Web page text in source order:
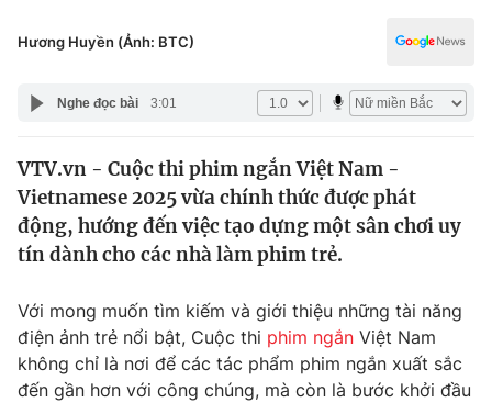
Tin tức
Thế giới đó đây
Câu chuyện quốc tế
Kinh tế
Tài chính
Góc doanh nghiệp
Dữ liệu và đời sống
Truyền hình
Phim VTV
Giải trí
Giáo dục
Hương Huyền (Ảnh: BTC)
Nghe đọc bài 3:01
VTV.vn - Cuộc thi phim ngắn Việt Nam -
Vietnamese 2025 vừa chính thức được phát
động, hướng đến việc tạo dựng một sân chơi uy
tín dành cho các nhà làm phim trẻ.
Với mong muốn tìm kiếm và giới thiệu những tài năng
điện ảnh trẻ nổi bật, Cuộc thi phim ngắn Việt Nam
không chỉ là nơi để các tác phẩm phim ngắn xuất sắc
đến gần hơn với công chúng, mà còn là bước khởi đầu